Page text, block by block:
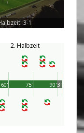
3-1
2. Halbzeit
90'
60' 75' 3'